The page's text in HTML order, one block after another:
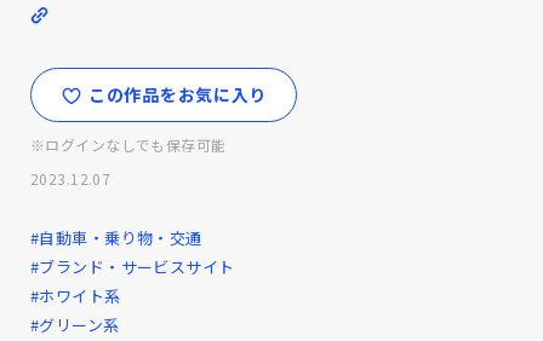
この作品をお気に入り
※ログインなしでも保存可能
2023.12.07
#自動車・乗り物・交通
#ブランド・サービスサイト
#ホワイト系
#グリーン系